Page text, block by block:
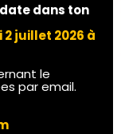
dans ton
2 juillet 2026 à
le
par email.